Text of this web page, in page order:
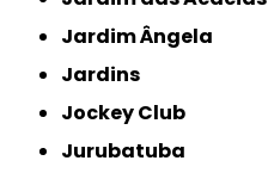
Jardim Ângela
Jardins
Jockey Club
Jurubatuba